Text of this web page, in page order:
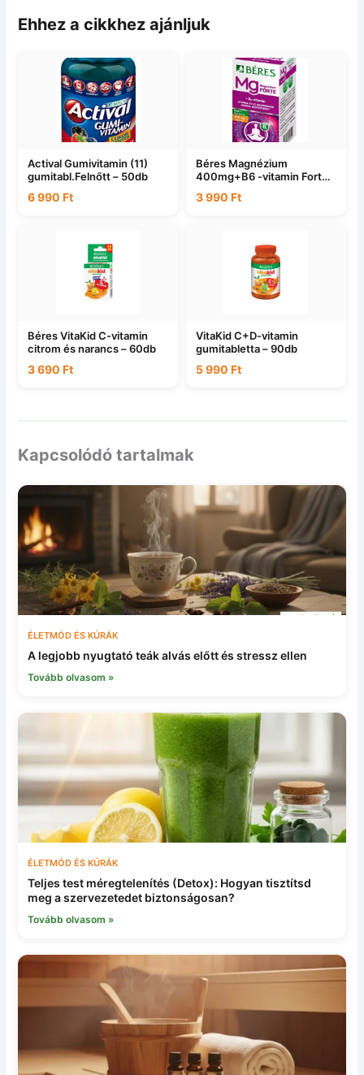
Ehhez a cikkhez ajánljuk
Actival Gumivitamin (11)
gumitabl.Felnőtt – 50db
6 990Ft
Béres Magnézium
400mg+B6 -vitamin Forte
– 50db
3 990 Ft
Béres VitaKid C-vitamin
citrom és narancs – 60db
3 690Ft
VitaKid C+D-vitamin
gumitabletta – 90db
5 990 Ft
Kapcsolódó tartalmak
ÉLETMÓD ÉS KÚRÁK
A legjobb nyugtató teák alvás előtt és stressz ellen
Tovább olvasom »
ÉLETMÓD ÉS KÚRÁK
Teljes test méregtelenítés (Detox): Hogyan tisztítsd
meg a szervezetedet biztonságosan?
Tovább olvasom »